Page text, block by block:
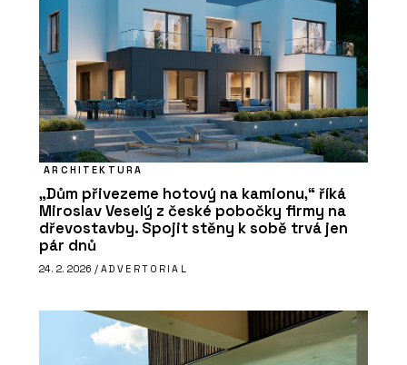
ARCHITEKTURA
„Dům přivezeme hotový na kamionu,“ říká
Miroslav Veselý z české pobočky firmy na
dřevostavby. Spojit stěny k sobě trvá jen
pár dnů
24. 2. 2026 / ADVERTORIAL